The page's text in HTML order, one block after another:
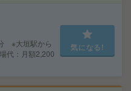
※大垣駅から
代：月額2,200
気になる!